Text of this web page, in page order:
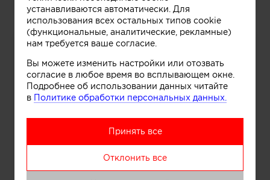
устанавливаются автоматически. Для
использования всех остальных типов cookie
(функциональные, аналитические, рекламные)
нам требуется ваше согласие.
Вы можете изменить настройки или отозвать
согласие в любое время во всплывающем окне.
Подробнее об использовании данных читайте
в Политике обработки персональных данных.
Принять все
Отклонить все